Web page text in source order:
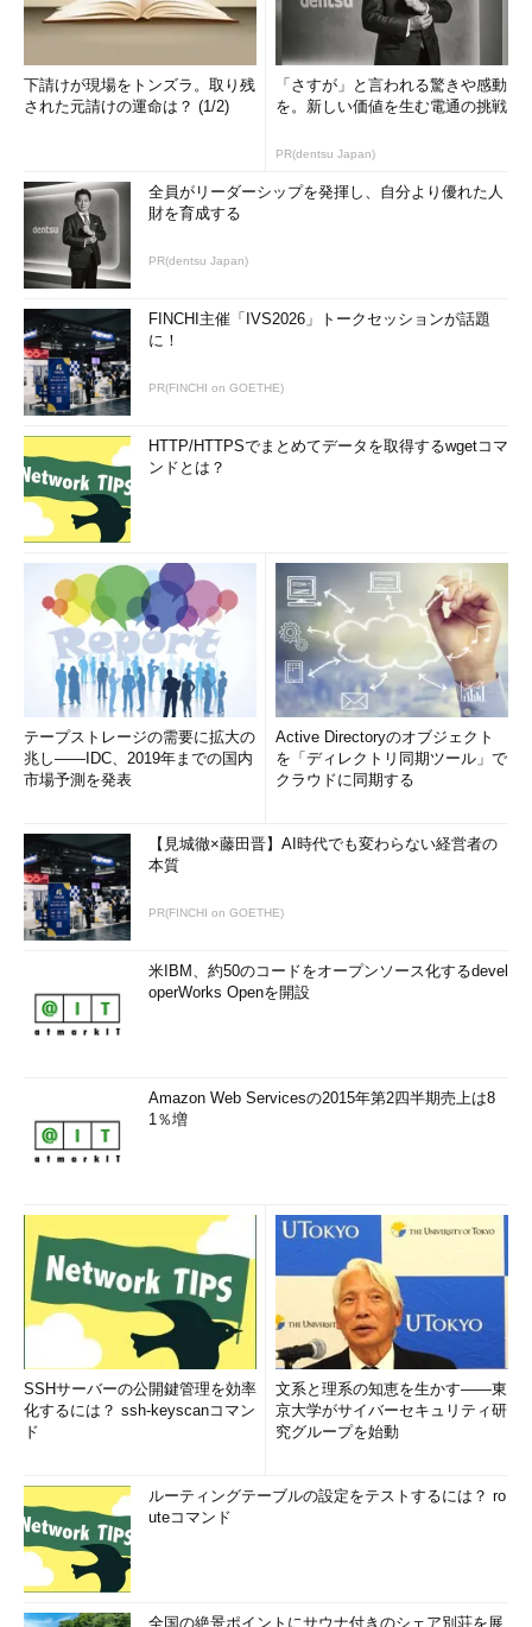
下請けが現場をトンズラ。取り残
された元請けの運命は？ (1/2)
「さすが」と言われる驚きや感動
を。新しい価値を生む電通の挑戦
PR(dentsu Japan)
全員がリーダーシップを発揮し、自分より優れた人
財を育成する
PR(dentsu Japan)
FINCHI主催「IVS2026」トークセッションが話題
に！
PR(FINCHI on GOETHE)
HTTP/HTTPSでまとめてデータを取得するwgetコマ
ンドとは？
テープストレージの需要に拡大の
兆し――IDC、2019年までの国内
市場予測を発表
Active Directoryのオブジェクト
を「ディレクトリ同期ツール」で
クラウドに同期する
【見城徹×藤田晋】AI時代でも変わらない経営者の
本質
PR(FINCHI on GOETHE)
米IBM、約50のコードをオープンソース化するdevel
operWorks Openを開設
Amazon Web Servicesの2015年第2四半期売上は8
1％増
SSHサーバーの公開鍵管理を効率
化するには？ ssh-keyscanコマン
ド
文系と理系の知恵を生かす――東
京大学がサイバーセキュリティ研
究グループを始動
ルーティングテーブルの設定をテストするには？ ro
uteコマンド
全国の絶景ポイントにサウナ付きのシェア別荘を展